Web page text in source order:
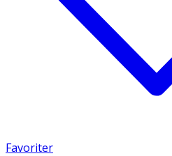
Favoriter